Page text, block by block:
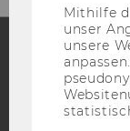
Mithilfe
unser
unsere